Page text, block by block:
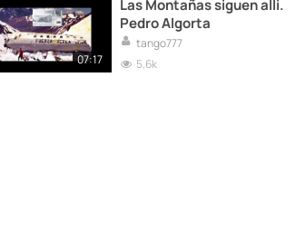
07:17
Las Montañas siguen alli.
Pedro Algorta
tango777
5,6k